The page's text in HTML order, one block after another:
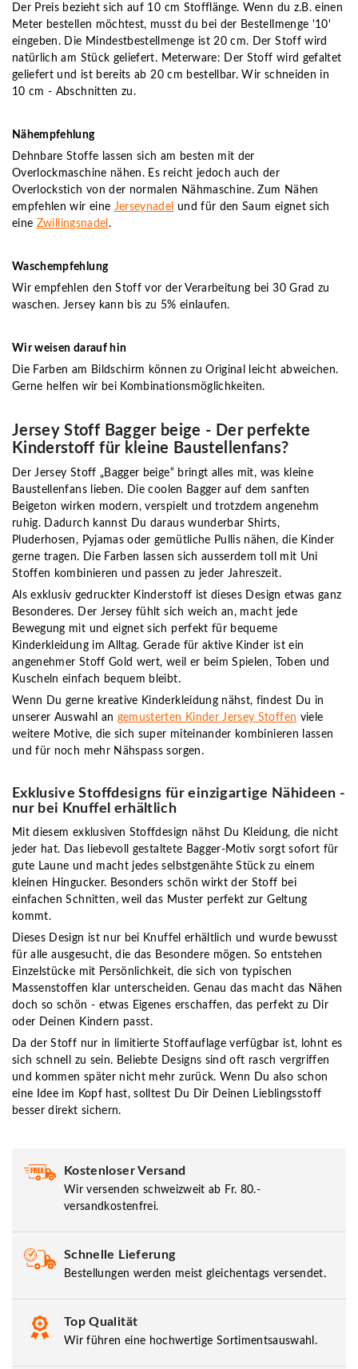
Der Preis bezieht sich auf 10 cm Stofflänge. Wenn du z.B. einen
Meter bestellen möchtest, musst du bei der Bestellmenge '10'
eingeben. Die Mindestbestellmenge ist 20 cm. Der Stoff wird
natürlich am Stück geliefert. Meterware: Der Stoff wird gefaltet
geliefert und ist bereits ab 20 cm bestellbar. Wir schneiden in
10 cm - Abschnitten zu.
Nähempfehlung
Dehnbare Stoffe lassen sich am besten mit der
Overlockmaschine nähen. Es reicht jedoch auch der
Overlockstich von der normalen Nähmaschine. Zum Nähen
empfehlen wir eine Jerseynadel
und für den Saum eignet sich
eine Zwillingsnadel .
Waschempfehlung
Wir empfehlen den Stoff vor der Verarbeitung bei 30 Grad zu
waschen. Jersey kann bis zu 5% einlaufen.
Wir weisen darauf hin
Die Farben am Bildschirm können zu Original leicht abweichen.
Gerne helfen wir bei Kombinationsmöglichkeiten.
Jersey Stoff Bagger beige - Der perfekte
Kinderstoff für kleine Baustellenfans?
Der Jersey Stoff „Bagger beige“ bringt alles mit, was kleine
Baustellenfans lieben. Die coolen Bagger auf dem sanften
Beigeton wirken modern, verspielt und trotzdem angenehm
ruhig. Dadurch kannst Du daraus wunderbar Shirts,
Pluderhosen, Pyjamas oder gemütliche Pullis nähen, die Kinder
gerne tragen. Die Farben lassen sich ausserdem toll mit Uni
Stoffen kombinieren und passen zu jeder Jahreszeit.
Alsexklusiv gedruckter Kinderstoff ist dieses Design etwas ganz
Besonderes. Der Jersey fühlt sich weich an, macht jede
Bewegung mit und eignet sich perfekt für bequeme
Kinderkleidung im Alltag. Gerade für aktive Kinder ist ein
angenehmer Stoff Gold wert, weil er beim Spielen, Toben und
Kuscheln einfach bequem bleibt.
Wenn Du gerne kreative Kinderkleidung nähst, findest Du in
unserer Auswahl an gemusterten Kinder Jersey Stoffen viele
weitere Motive, die sich super miteinander kombinieren lassen
und für noch mehr Nähspass sorgen.
Exklusive Stoffdesigns für einzigartige Nähideen -
nur bei Knuffel erhältlich
Mit diesem exklusiven Stoffdesign nähst Du Kleidung, die nicht
jeder hat. Das liebevoll gestaltete Bagger-Motiv sorgt sofort für
gute Laune und macht jedes selbstgenähte Stück zu einem
kleinen Hingucker. Besonders schön wirkt der Stoff bei
einfachen Schnitten, weil das Muster perfekt zur Geltung
kommt.
Dieses Design ist nur bei Knuffel erhältlich und wurde bewusst
für alle ausgesucht, die das Besondere mögen. So entstehen
Einzelstücke mit Persönlichkeit, die sich von typischen
Massenstoffen klar unterscheiden. Genau das macht das Nähen
doch so schön - etwas Eigenes erschaffen, das perfekt zu Dir
oder Deinen Kindern passt.
Da der Stoff nur in
limitierte Stoffauflage verfügbar ist, lohnt es
sich schnell zu sein. Beliebte Designs sind oft rasch vergriffen
und kommen später nicht mehr zurück. Wenn Du also schon
eine Idee im Kopf hast, solltest Du Dir Deinen Lieblingsstoff
besser direkt sichern.
Kostenloser Versand
Wir versenden schweizweit ab Fr. 80.-
versandkostenfrei.
Schnelle Lieferung
Bestellungen werden meist gleichentags versendet.
Top Qualität
Wir führen eine hochwertige Sortimentsauswahl.